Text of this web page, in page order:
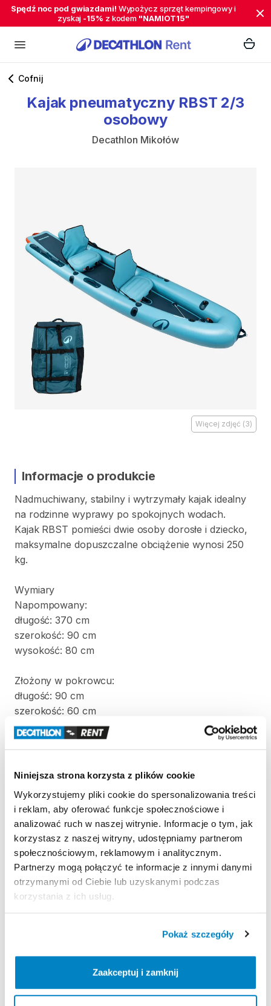
Niniejsza strona korzysta z plików cookie
Wykorzystujemy pliki cookie do spersonalizowania treści
i reklam, aby oferować funkcje społecznościowe i
analizować ruch w naszej witrynie. Informacje o tym, jak
korzystasz z naszej witryny, udostępniamy partnerom
społecznościowym, reklamowym i analitycznym.
Partnerzy mogą połączyć te informacje z innymi danymi
otrzymanymi od Ciebie lub uzyskanymi podczas
korzystania z ich usług.
Pokaż szczegóły
Zaakceptuj i zamknij
Spędź noc pod gwiazdami! Wypożycz sprzęt kempingowy i
zyskaj -15% z kodem "NAMIOT15"
Cofnij
Kajak pneumatyczny RBST 2​/​3
osobowy
Decathlon Mikołów
Więcej zdjęć (3)
Informacje o produkcie
Nadmuchiwany​,​ stabilny i wytrzymały kajak idealny
na rodzinne wyprawy po spokojnych wodach.
Kajak RBST pomieści dwie osoby dorosłe i dziecko​,​
maksymalne dopuszczalne obciążenie wynosi 250
kg.
Wymiary
Napompowany:
długość: 370 cm
szerokość: 90 cm
wysokość: 80 cm
Złożony w pokrowcu:
długość: 90 cm
szerokość: 60 cm
wysokość: 60 cm
pompka.
Zasady wypożyczenia
REGULAMIN
Regulamin wypożyczalni
KAUCJA
Nie pobieramy kaucji za wypożyczenie tego
produktu